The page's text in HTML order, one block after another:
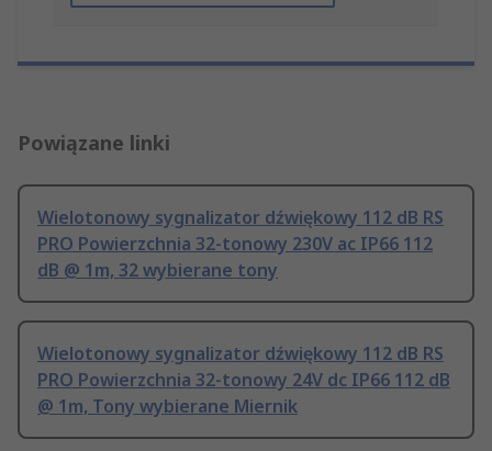
Powiązane linki
Wielotonowy sygnalizator dźwiękowy 112 dB RS
PRO Powierzchnia 32-tonowy 230V ac IP66 112
dB @ 1m, 32 wybierane tony
Wielotonowy sygnalizator dźwiękowy 112 dB RS
PRO Powierzchnia 32-tonowy 24V dc IP66 112 dB
@ 1m, Tony wybierane Miernik